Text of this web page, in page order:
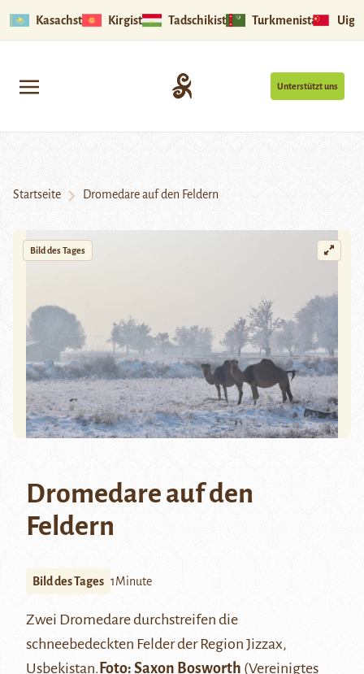
Kasachstan Kirgistan Tadschikistan Turkmenistan
Unterstützt uns
Startseite Dromedare auf den Feldern
Bild des Tages
Dromedare auf den
Feldern
Bild des Tages 1Minute
Zwei Dromedare durchstreifen die
schneebedeckten Felder der Region Jizzax,
Usbekistan.Foto: Saxon Bosworth (Vereinigtes